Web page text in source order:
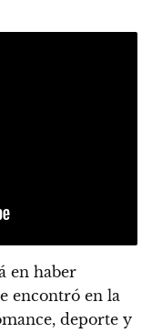
en haber
encontró en la
deporte y